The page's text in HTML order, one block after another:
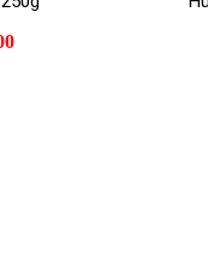
sản xuất kẹo gạo lứt
hảo giữa gạo lứt
giải lao.
hầu hết mọi người